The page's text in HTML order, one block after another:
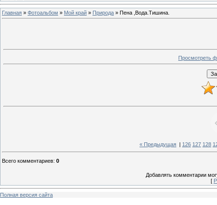
Главная » Фотоальбом » Мой край » Природа » Пена ,Вода.Тишина.
Просмотреть
« Предыдущая 126 127 128
Всего комментариев: 0
Добавлять комментарии
[
Полная версия сайта